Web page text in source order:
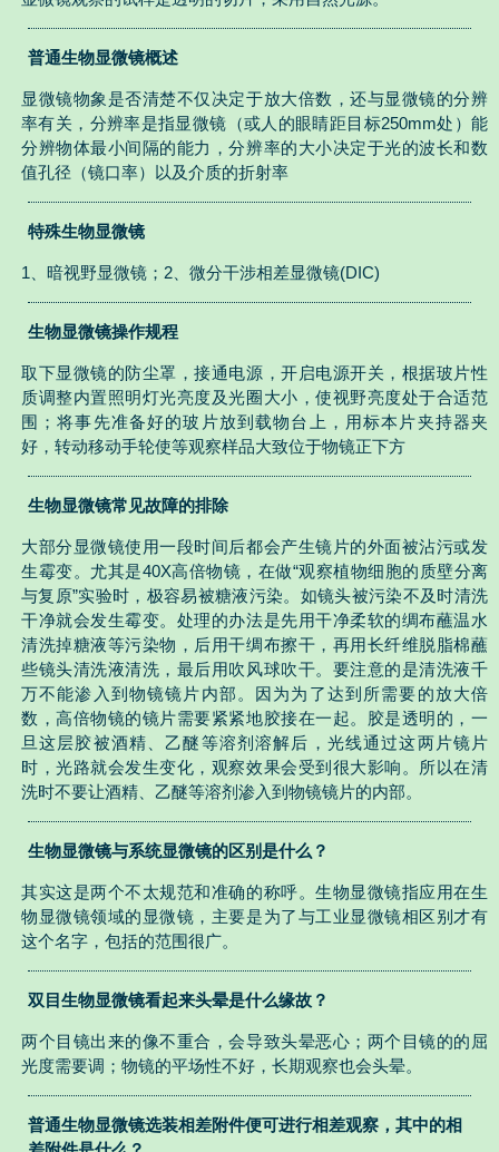
普通生物显微镜概述
显微镜物象是否清楚不仅决定于放大倍数，还与显微镜的分辨
率有关，分辨率是指显微镜（或人的眼睛距目标250mm处）能
分辨物体最小间隔的能力，分辨率的大小决定于光的波长和数
值孔径（镜口率）以及介质的折射率
特殊生物显微镜
1、暗视野显微镜；2、微分干涉相差显微镜(DIC)
生物显微镜操作规程
取下显微镜的防尘罩，接通电源，开启电源开关，根据玻片性
质调整内置照明灯光亮度及光圈大小，使视野亮度处于合适范
围；将事先准备好的玻片放到载物台上，用标本片夹持器夹
好，转动移动手轮使等观察样品大致位于物镜正下方
生物显微镜常见故障的排除
大部分显微镜使用一段时间后都会产生镜片的外面被沾污或发
生霉变。尤其是40X高倍物镜，在做“观察植物细胞的质壁分离
与复原”实验时，极容易被糖液污染。如镜头被污染不及时清洗
干净就会发生霉变。处理的办法是先用干净柔软的绸布蘸温水
清洗掉糖液等污染物，后用干绸布擦干，再用长纤维脱脂棉蘸
些镜头清洗液清洗，最后用吹风球吹干。要注意的是清洗液千
万不能渗入到物镜镜片内部。因为为了达到所需要的放大倍
数，高倍物镜的镜片需要紧紧地胶接在一起。胶是透明的，一
旦这层胶被酒精、乙醚等溶剂溶解后，光线通过这两片镜片
时，光路就会发生变化，观察效果会受到很大影响。所以在清
洗时不要让酒精、乙醚等溶剂渗入到物镜镜片的内部。
生物显微镜与系统显微镜的区别是什么？
其实这是两个不太规范和准确的称呼。生物显微镜指应用在生
物显微镜领域的显微镜，主要是为了与工业显微镜相区别才有
这个名字，包括的范围很广。
双目生物显微镜看起来头晕是什么缘故？
两个目镜出来的像不重合，会导致头晕恶心；两个目镜的的屈
光度需要调；物镜的平场性不好，长期观察也会头晕。
普通生物显微镜选装相差附件便可进行相差观察，其中的相